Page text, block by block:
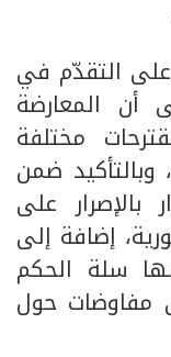
التقدّم في
أن المعارضة
مختلفة
ضمن
على
إضافة إلى
سلة الحكم
مفاوضات حول